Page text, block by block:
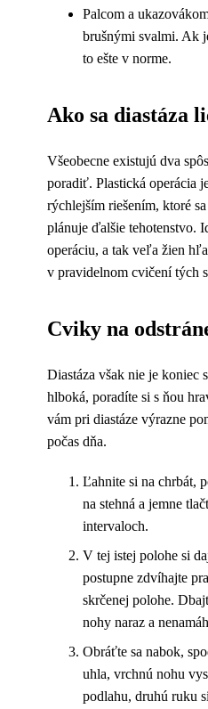
Palcom a
brušnými svalmi. Ak
to ešte v norme.
Ako sa diastáza
Všeobecne existujú dva
poradiť. Plastická operácia
rýchlejším riešením, ktoré
plánuje ďalšie tehotenstvo.
operáciu, a tak veľa žien
v pravidelnom cvičení tých
Cviky na
Diastáza však nie je
hlboká, poradíte si s ňou
vám pri diastáze výrazne
počas dňa.
Ľahnite si na chrbát,
na stehná a jemne
intervaloch.
V tej istej polohe si
postupne zdvíhajte
skrčenej polohe.
nohy naraz a
Obráťte sa nabok,
uhla, vrchnú nohu
podlahu, druhú ruku